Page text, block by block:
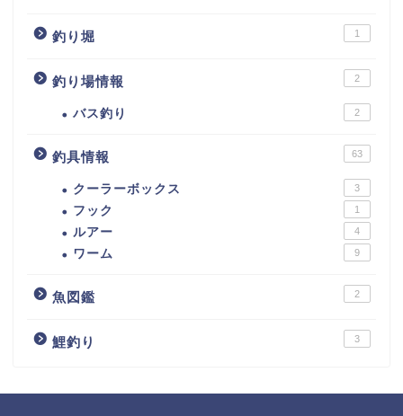
釣り堀 1
釣り場情報 2
バス釣り 2
釣具情報 63
クーラーボックス 3
フック 1
ルアー 4
ワーム 9
魚図鑑 2
鯉釣り 3